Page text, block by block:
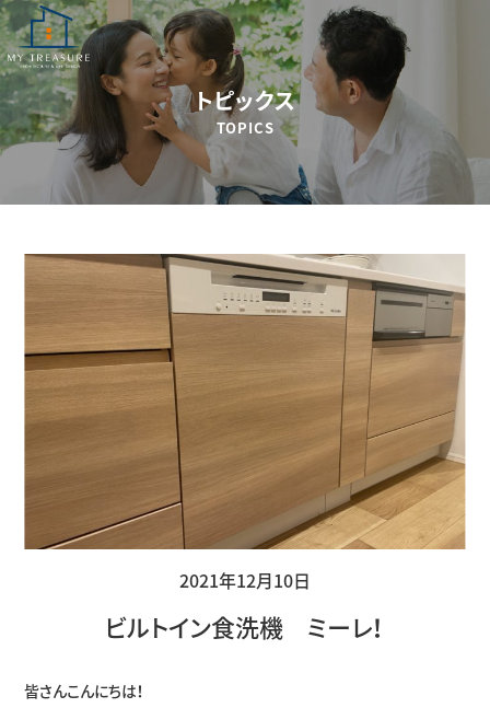
トピックス
TOPICS
2021年12月10日
ビルトイン食洗機 ミーレ！
皆さんこんにちは！